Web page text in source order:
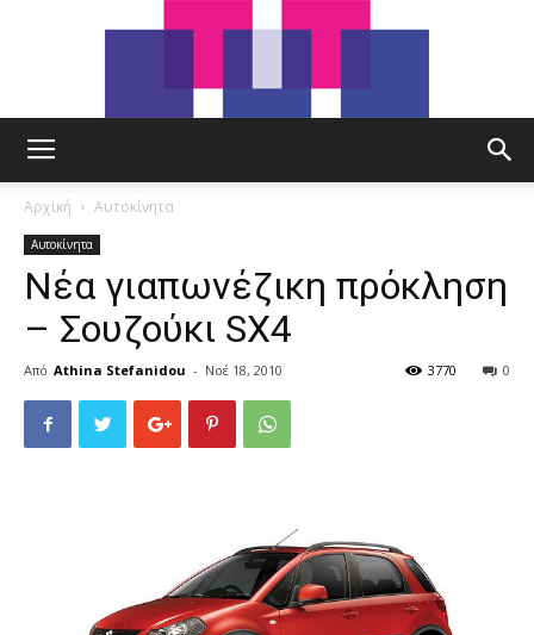
Αρχική Αυτοκίνητα
Αυτοκίνητα
Νέα γιαπωνέζικη πρόκληση
– Σουζούκι SX4
Από Athina Stefanidou - Νοέ 18, 2010 0
3770